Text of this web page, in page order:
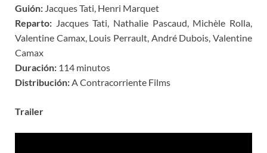
Guión: Jacques Tati, Henri Marquet
Reparto: Jacques Tati, Nathalie Pascaud, Michèle Rolla,
Valentine Camax, Louis Perrault, André Dubois, Valentine
Camax
Duración: 114 minutos
Distribución:A Contracorriente Films
Trailer